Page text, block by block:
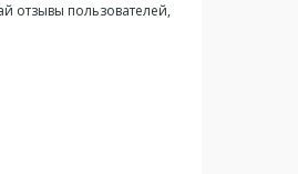
отзывы пользователей,